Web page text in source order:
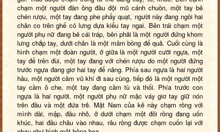
chạm một người đàn ông đầu đội mũ cánh chuồn, một tay bê
chén rượu, một tay đang phe phẩy quạt, người này đang ngồi hai
chân co trên ghế có lưng dựa kiểu tay ngai. Bên trái chạm một
người phụ nữ đang bê cái tráp, bên phải là một người đứng khom
lưng chắp tay, dưới chân là một mâm bồng để quả. Cuối cùng là
hình chạm một đoàn người, ở giữa là một người cưỡi ngựa, một
tay để trên đùi, một tay đang với chén rượu do một người đứng
trước ngựa đang giơ hai tay để nâng. Phía sau ngựa là hai người
hầu, một người cầm vũ khí đi sau cùng, tiếp đó là một người một
tay cầm ô che, một tay đang cầm tù và thổi. Phía trước con
ngựa là hai người, một người phụ nữ mặc váy giơ tay giữ nón
trên đầu và một đứa trẻ. Mặt Nam của kẻ này chạm rồng với
mình dài, mập, đầu nhỏ, ở dưới chạm một đôi rồng đang uốn
khúc, hai đầu châu vào nhau, râu rồng được chạm cuốn lại với